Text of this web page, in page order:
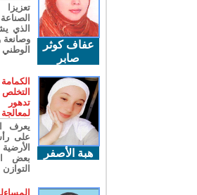
عفاف كوثر
صابر
تعزيزا
الصناعة
وصانعة
الوطني
هبة الأصفر
تدهور
لمعالجة
يعرف
على
بعض
التوازن